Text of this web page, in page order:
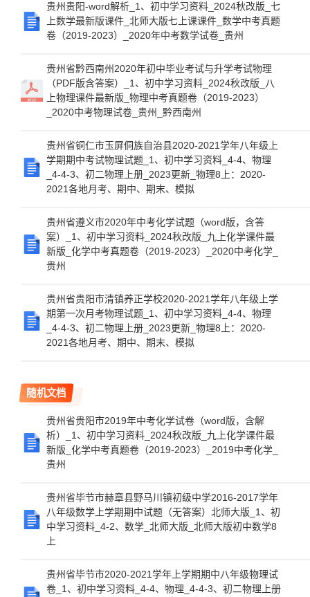
贵州贵阳-word解析_1、初中学习资料_2024秋改版_七
上数学最新版课件_北师大版七上课课件_数学中考真题
卷（2019-2023）_2020年中考数学试卷_贵州
贵州省黔西南州2020年初中毕业考试与升学考试物理
（PDF版含答案）_1、初中学习资料_2024秋改版_八
上物理课件最新版_物理中考真题卷（2019-2023）
_2020中考物理试卷_贵州_黔西南州
贵州省铜仁市玉屏侗族自治县2020-2021学年八年级上
学期期中考试物理试题_1、初中学习资料_4-4、物理
_4-4-3、初二物理上册_2023更新_物理8上：2020-
2021各地月考、期中、期末、模拟
贵州省遵义市2020年中考化学试题（word版，含答
案）_1、初中学习资料_2024秋改版_九上化学课件最
新版_化学中考真题卷（2019-2023）_2020中考化学_
贵州
贵州省贵阳市清镇养正学校2020-2021学年八年级上学
期第一次月考物理试题_1、初中学习资料_4-4、物理
_4-4-3、初二物理上册_2023更新_物理8上：2020-
2021各地月考、期中、期末、模拟
随机文档
贵州省贵阳市2019年中考化学试卷（word版，含解
析）_1、初中学习资料_2024秋改版_九上化学课件最
新版_化学中考真题卷（2019-2023）_2019中考化学_
贵州
贵州省毕节市赫章县野马川镇初级中学2016-2017学年
八年级数学上学期期中试题（无答案）北师大版_1、初
中学习资料_4-2、数学_北师大版_北师大版初中数学8
上
贵州省毕节市2020-2021学年上学期期中八年级物理试
卷_1、初中学习资料_4-4、物理_4-4-3、初二物理上册